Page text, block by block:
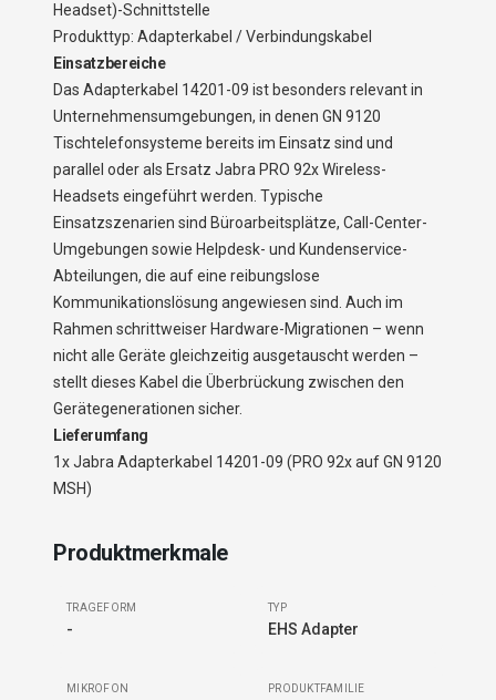
Headset)-Schnittstelle
Produkttyp: Adapterkabel / Verbindungskabel
Einsatzbereiche
Das Adapterkabel 14201-09 ist besonders relevant in
Unternehmensumgebungen, in denen GN 9120
Tischtelefonsysteme bereits im Einsatz sind und
parallel oder als Ersatz Jabra PRO 92x Wireless-
Headsets eingeführt werden. Typische
Einsatzszenarien sind Büroarbeitsplätze, Call-Center-
Umgebungen sowie Helpdesk- und Kundenservice-
Abteilungen, die auf eine reibungslose
Kommunikationslösung angewiesen sind. Auch im
Rahmen schrittweiser Hardware-Migrationen – wenn
nicht alle Geräte gleichzeitig ausgetauscht werden –
stellt dieses Kabel die Überbrückung zwischen den
Gerätegenerationen sicher.
Lieferumfang
1x Jabra Adapterkabel 14201-09 (PRO 92x auf GN 9120
MSH)
Produktmerkmale
TRAGEFORM
-
TYP
EHS Adapter
MIKROFON PRODUKTFAMILIE